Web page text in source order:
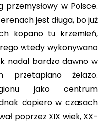
przemysłowy w Polsce.
jest długa, bo już
kopano tu krzemień,
wtedy wykonywano
nadal bardzo dawno w
przetapiano żelazo.
jako centrum
dopiero w czasach
poprzez XIX wiek, XX-